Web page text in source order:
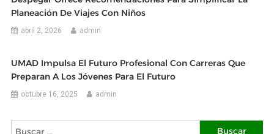
Planeación De Viajes Con Niños
abril 2, 2026 admin
UMAD Impulsa El Futuro Profesional Con Carreras Que
Preparan A Los Jóvenes Para El Futuro
octubre 16, 2025 admin
Buscar: